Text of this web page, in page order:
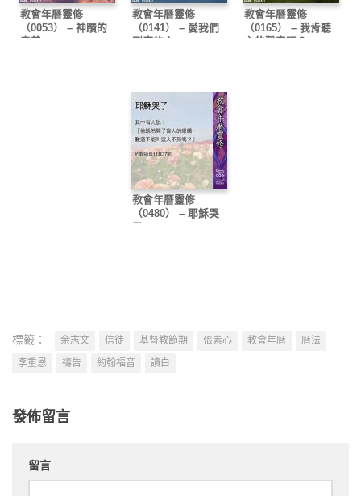
教會年曆靈修
（0053） – 神蹟的
意義
教會年曆靈修
（0141） – 愛我們
到底的主
教會年曆靈修
（0165） – 我肯聽
主的聲音嗎？
教會年曆靈修
（0480） – 耶穌哭
了
標籤： 余志文 信徒 基督教節期 張素心 教會年曆
曆法
李重恩
禱告 約翰福音 讀白
發佈留言
留言